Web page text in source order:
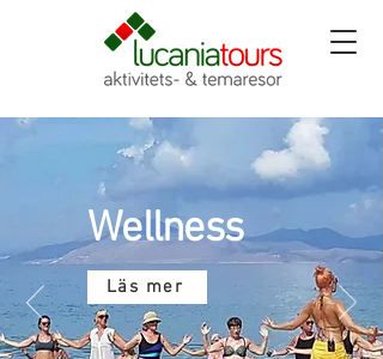
Wellness
Läs mer